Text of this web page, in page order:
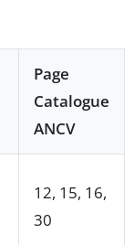
Page
Catalogue
ANCV
12, 15, 16,
30